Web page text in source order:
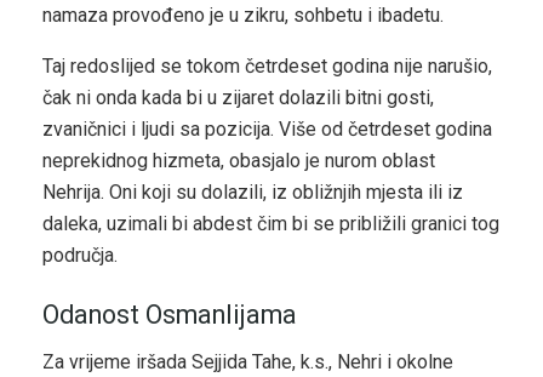
namaza provođeno je u zikru, sohbetu i ibadetu.
Taj redoslijed se tokom četrdeset godina nije narušio,
čak ni onda kada bi u zijaret dolazili bitni gosti,
zvaničnici i ljudi sa pozicija. Više od četrdeset godina
neprekidnog hizmeta, obasjalo je nurom oblast
Nehrija. Oni koji su dolazili, iz obližnjih mjesta ili iz
daleka, uzimali bi abdest čim bi se približili granici tog
područja.
Odanost Osmanlijama
Za vrijeme iršada Sejjida Tahe, k.s., Nehri i okolne